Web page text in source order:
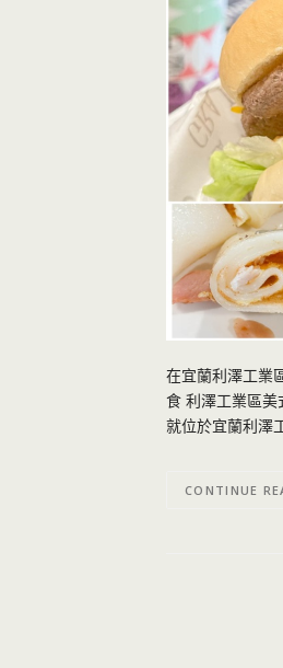
在宜蘭利澤工業
食 利澤工業區美
就位於宜蘭利澤
CONTINUE